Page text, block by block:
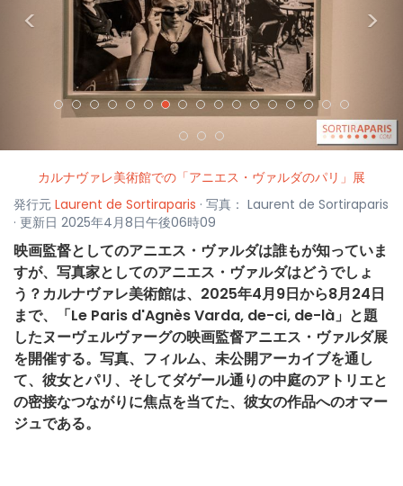
< >
カルナヴァレ美術館での「アニエス・ヴァルダのパリ」展
発行元 Laurent de Sortiraparis · 写真： Laurent de Sortiraparis
· 更新日 2025年4月8日午後06時09
映画監督としてのアニエス・ヴァルダは誰もが知っていま
すが、写真家としてのアニエス・ヴァルダはどうでしょ
う？カルナヴァレ美術館は、2025年4月9日から8月24日
まで、「Le Paris d'Agnès Varda, de-ci, de-là」と題
したヌーヴェルヴァーグの映画監督アニエス・ヴァルダ展
を開催する。写真、フィルム、未公開アーカイブを通し
て、彼女とパリ、そしてダゲール通りの中庭のアトリエと
の密接なつながりに焦点を当てた、彼女の作品へのオマー
ジュである。